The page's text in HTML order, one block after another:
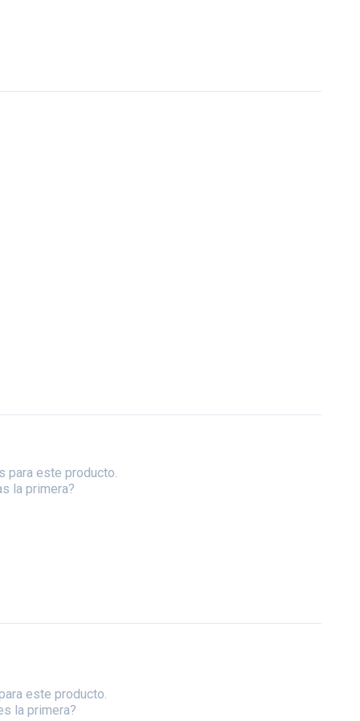
para este producto.
la primera?
este producto.
la primera?